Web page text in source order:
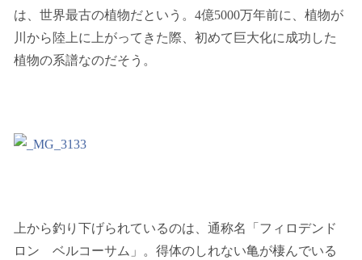
は、世界最古の植物だという。4億5000万年前に、植物が
川から陸上に上がってきた際、初めて巨大化に成功した
植物の系譜なのだそう。
上から釣り下げられているのは、通称名「フィロデンド
ロン ベルコーサム」。得体のしれない亀が棲んでいる